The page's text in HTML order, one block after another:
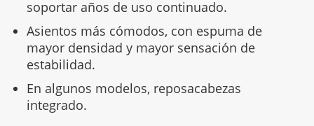
soportar años de uso continuado.
Asientos más cómodos, con espuma de
mayor densidad y mayor sensación de
estabilidad.
En algunos modelos, reposacabezas
integrado.